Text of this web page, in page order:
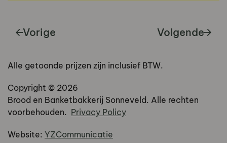
Vorige Volgende
Alle getoonde prijzen zijn inclusief BTW.
Copyright © 2026
Brood en Banketbakkerij Sonneveld. Alle rechten
voorbehouden. Privacy Policy
Website: YZCommunicatie